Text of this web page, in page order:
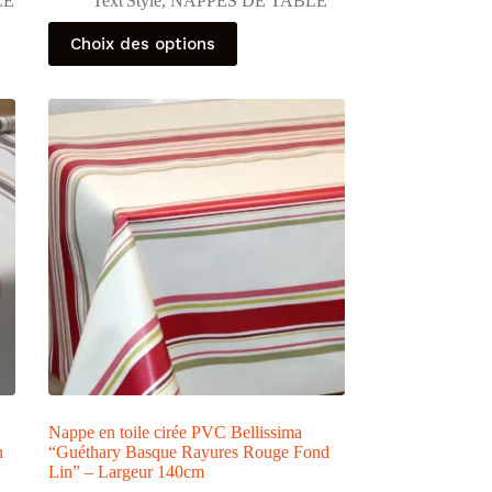
Choix des options
Ce
produit
a
variations.
options
peuvent
être
choisies
sur
la
page
du
produit
Nappe en toile cirée PVC Bellissima
“Guéthary Basque Rayures Rouge Fond
Lin” – Largeur 140cm